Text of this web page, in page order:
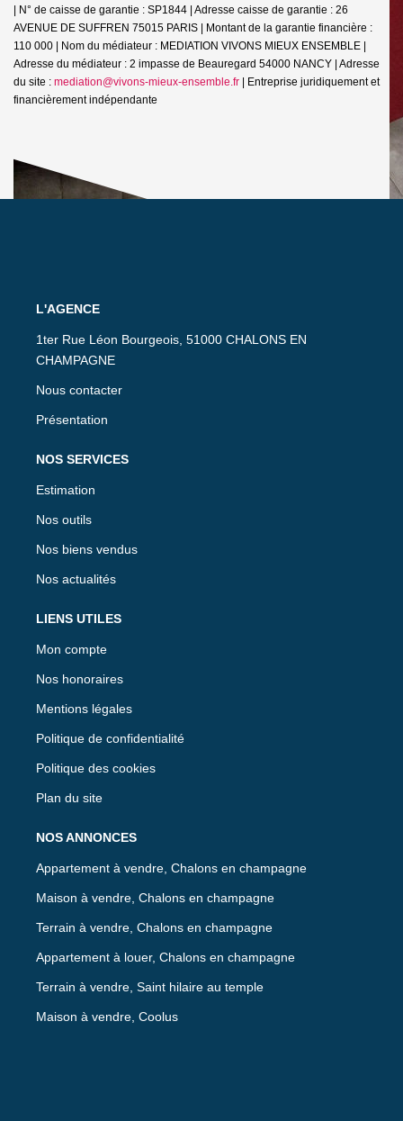
| N° de caisse de garantie : SP1844 | Adresse caisse de garantie : 26
AVENUE DE SUFFREN 75015 PARIS | Montant de la garantie financière :
110 000 | Nom du médiateur : MEDIATION VIVONS MIEUX ENSEMBLE |
Adresse du médiateur : 2 impasse de Beauregard 54000 NANCY | Adresse
du site : mediation@vivons-mieux-ensemble.fr
Entreprise juridiquement et
financièrement indépendante
L'AGENCE
1ter Rue Léon Bourgeois, 51000 CHALONS EN
CHAMPAGNE
Nous contacter
Présentation
NOS SERVICES
Estimation
Nos outils
Nos biens vendus
Nos actualités
LIENS UTILES
Mon compte
Nos honoraires
Mentions légales
Politique de confidentialité
Politique des cookies
Plan du site
NOS ANNONCES
Appartement à vendre, Chalons en champagne
Maison à vendre, Chalons en champagne
Terrain à vendre, Chalons en champagne
Appartement à louer, Chalons en champagne
Terrain à vendre, Saint hilaire au temple
Maison à vendre, Coolus